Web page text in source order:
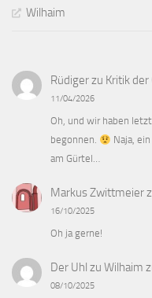
Wilhaim
Rüdigerzu Kritik
11/04/2026
Oh, und wir haben
begonnen.
Naja,
am Gürtel…
Markus Zwittmeier
16/10/2025
Oh ja gerne!
Der Uhl zu Wilhaim
08/10/2025